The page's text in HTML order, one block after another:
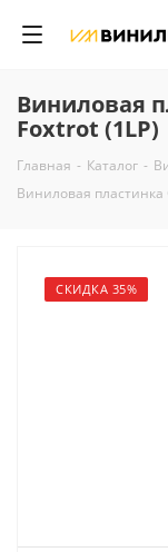
Виниловая
Foxtrot (1LP)
Главная - Каталог -
Виниловая пластинка
СКИДКА 35%